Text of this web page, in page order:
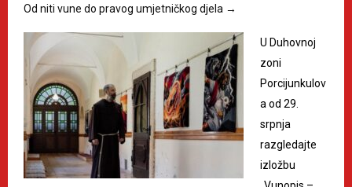
Od niti vune do pravog umjetničkog djela →
U Duhovnoj
zoni
Porcijunkulov
a od 29.
srpnja
razgledajte
izložbu